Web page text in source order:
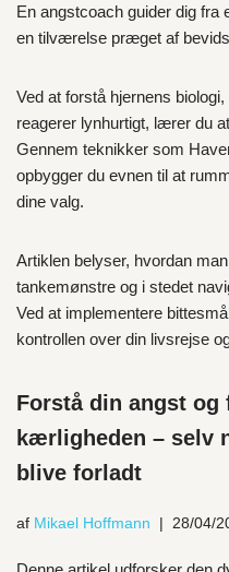
En angstcoach guider dig fra
en tilværelse præget af
Ved at forstå hjernens
reagerer lynhurtigt, lærer du
Gennem teknikker som
opbygger du evnen til at
dine valg.
Artiklen belyser, hvordan
tankemønstre og i stedet
Ved at implementere
kontrollen over din livsrejse
Forstå din angst og
kærligheden – selv
blive forladt
af Mikael Hoffmann 28/04/